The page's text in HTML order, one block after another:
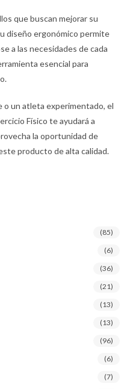
que buscan mejorar su
diseño ergonómico permite
a las necesidades de cada
esencial para
o un atleta experimentado, el
Físico te ayudará a
la oportunidad de
producto de alta calidad.
(85)
(6)
(36)
(21)
(13)
(13)
(96)
(6)
(7)